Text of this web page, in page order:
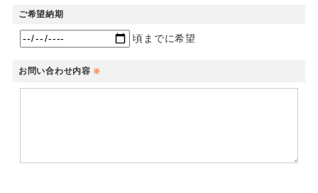
ご希望納期
頃までに希望
お問い合わせ内容 ※